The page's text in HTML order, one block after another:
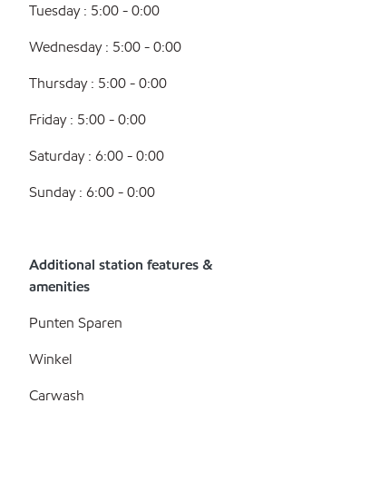
Tuesday : 5:00 - 0:00
Wednesday : 5:00 - 0:00
Thursday : 5:00 - 0:00
Friday : 5:00 - 0:00
Saturday : 6:00 - 0:00
Sunday : 6:00 - 0:00
Additional station features &
amenities
Punten Sparen
Winkel
Carwash